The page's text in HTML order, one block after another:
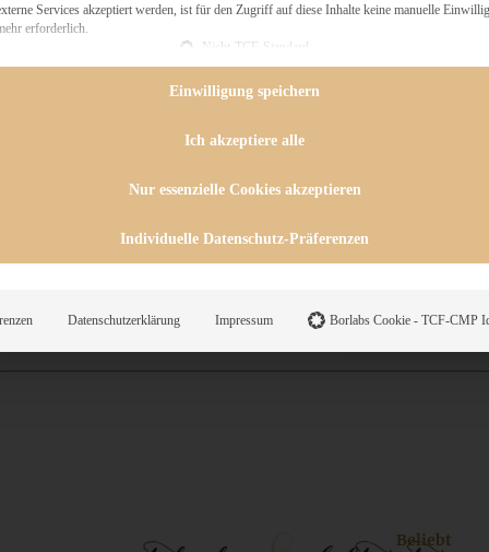
Beliebt
Services akzeptiert werden, ist für den Zugriff auf diese Inhalte keine manuelle
erforderlich.
Nicht-TCF-Standard
Einwilligung speichern
Ich akzeptiere alle
Nur essenzielle Cookies akzeptieren
Individuelle Datenschutz-Präferenzen
Datenschutzerklärung Impressum Borlabs Cookie - TCF-CMP